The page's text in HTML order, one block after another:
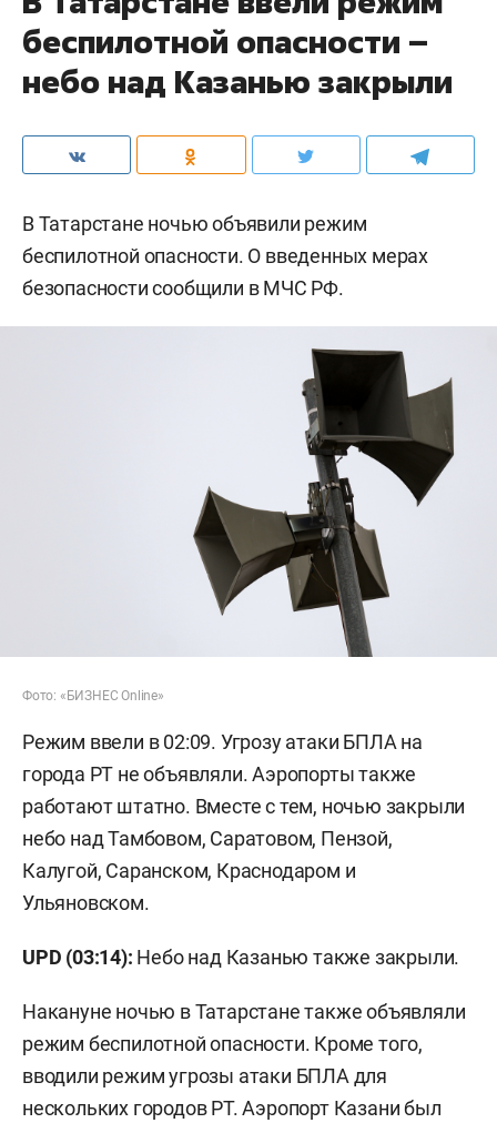
беспилотной опасности –
небо над Казанью закрыли
В Татарстане ночью объявили режим
беспилотной опасности. О введенных мерах
безопасности сообщили в МЧС РФ.
Фото: «БИЗНЕС Online»
Режим ввели в 02:09. Угрозу атаки БПЛА на
города РТ не объявляли. Аэропорты также
работают штатно. Вместе с тем, ночью закрыли
небо над Тамбовом, Саратовом, Пензой,
Калугой, Саранском, Краснодаром и
Ульяновском.
UPD (03:14): Небо над Казанью также закрыли.
Накануне ночью в Татарстане также объявляли
режим беспилотной опасности. Кроме того,
вводили режим угрозы атаки БПЛА для
нескольких городов РТ. Аэропорт Казани был